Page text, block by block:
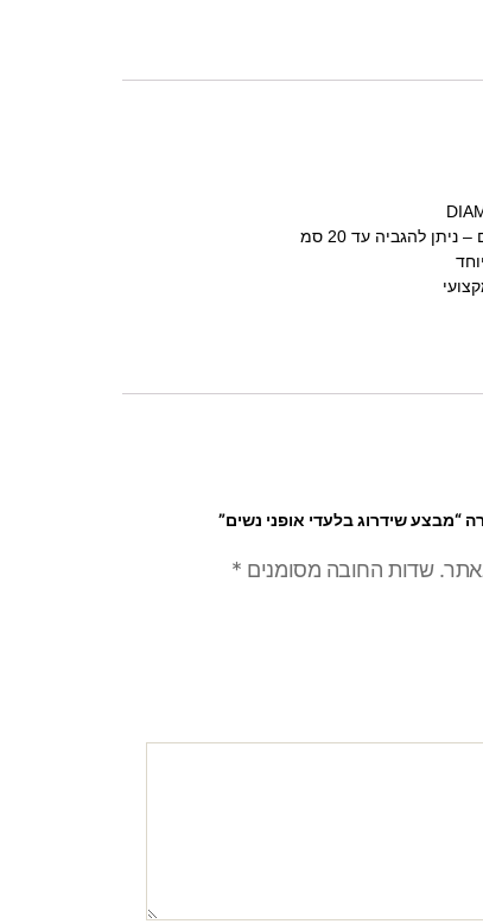
“מבצע שידרוג בלעדי אופני נשים”
שדות החובה מסומנים *